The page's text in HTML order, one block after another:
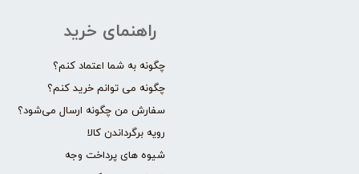
راهنمای خرید
چگونه به شما اعتماد کنم؟
چگونه می توانم خرید کنم؟
سفارش من چگونه ارسال می‌شود؟
رویه برگرداندن کالا
شیوه های پرداخت وجه